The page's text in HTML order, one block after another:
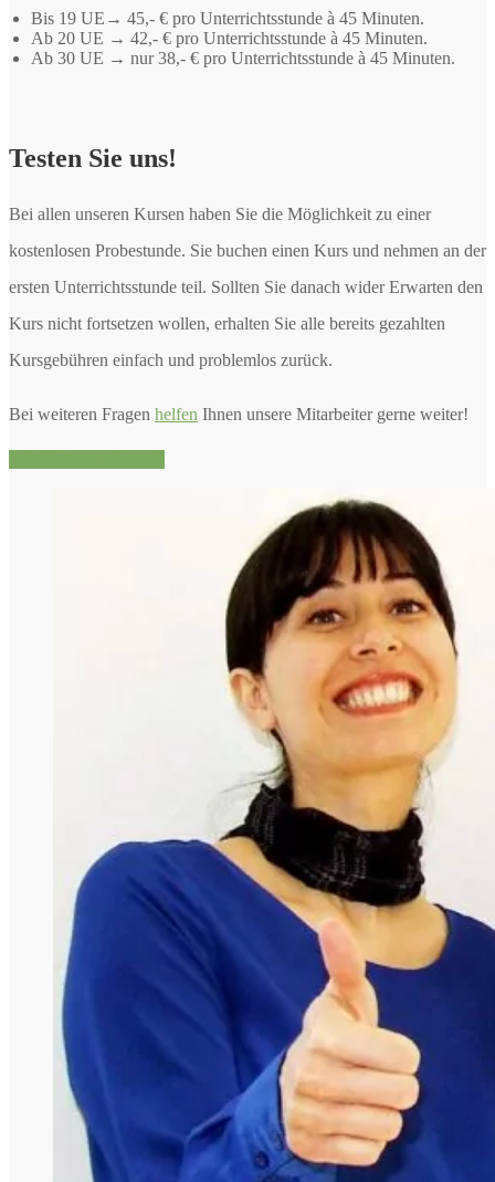
Bis 19 UE→ 45,- € pro Unterrichtsstunde à 45 Minuten.
Ab 20 UE → 42,- € pro Unterrichtsstunde à 45 Minuten.
Ab 30 UE → nur 38,- € pro Unterrichtsstunde à 45 Minuten.
Testen Sie uns!
Bei allen unseren Kursen haben Sie die Möglichkeit zu einer
kostenlosen Probestunde. Sie buchen einen Kurs und nehmen an der
ersten Unterrichtsstunde teil. Sollten Sie danach wider Erwarten den
Kurs nicht fortsetzen wollen, erhalten Sie alle bereits gezahlten
Kursgebühren einfach und problemlos zurück.
Bei weiteren Fragen helfen Ihnen unsere Mitarbeiter gerne weiter!